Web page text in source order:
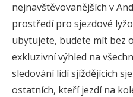
nejnavštěvovanějších v
prostředí pro sjezdové
ubytujete, budete mít bez
exkluzivní výhled na
sledování lidí sjíždějících
ostatních, kteří jezdí na